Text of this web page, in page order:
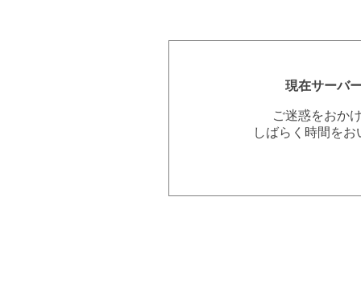
現在サーバ
ご迷惑をおか
しばらく時間を